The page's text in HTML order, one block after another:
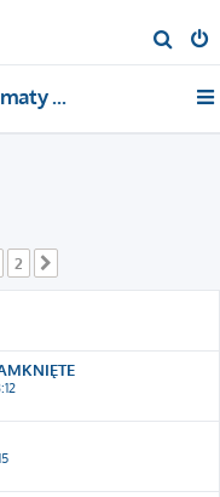
z
Tematy bez odpowiedzi
2